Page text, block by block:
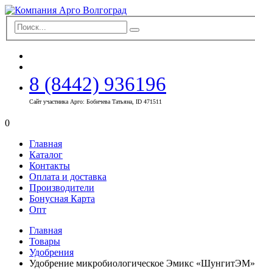
8 (8442) 936196
Сайт участника Арго: Бобичева Татьяна, ID 471511
0
Главная
Каталог
Контакты
Оплата и доставка
Производители
Бонусная Карта
Опт
Главная
Товары
Удобрения
Удобрение микробиологическое Эмикс «ШунгитЭМ»